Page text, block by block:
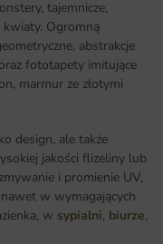
tajemnicze,
Ogromną
abstrakcje
fototapety imitujące
marmur ze złotymi
design, ale także
jakości flizeliny lub
i promienie UV,
w wymagających
w sypialni, biurze,